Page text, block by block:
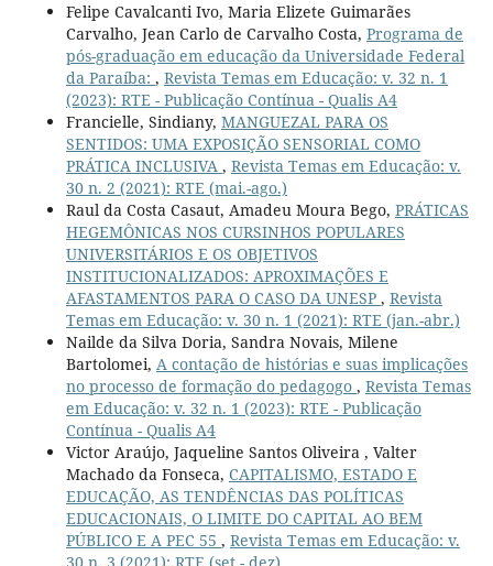
Felipe Cavalcanti Ivo, Maria Elizete Guimarães
Carvalho, Jean Carlo de Carvalho Costa, Programa de
pós-graduação em educação da Universidade Federal
da Paraíba: , Revista Temas em Educação: v. 32 n. 1
(2023): RTE - Publicação Contínua - Qualis A4
Francielle, Sindiany, MANGUEZAL PARA OS
SENTIDOS: UMA EXPOSIÇÃO SENSORIAL COMO
PRÁTICA INCLUSIVA , Revista Temas em Educação: v.
30 n. 2 (2021): RTE (mai.-ago.)
Raul da Costa Casaut, Amadeu Moura Bego, PRÁTICAS
HEGEMÔNICAS NOS CURSINHOS POPULARES
UNIVERSITÁRIOS E OS OBJETIVOS
INSTITUCIONALIZADOS: APROXIMAÇÕES E
AFASTAMENTOS PARA O CASO DA UNESP , Revista
Temas em Educação: v. 30 n. 1 (2021): RTE (jan.-abr.)
Nailde da Silva Doria, Sandra Novais, Milene
Bartolomei, A contação de histórias e suas implicações
no processo de formação do pedagogo , Revista Temas
em Educação: v. 32 n. 1 (2023): RTE - Publicação
Contínua - Qualis A4
Victor Araújo, Jaqueline Santos Oliveira , Valter
Machado da Fonseca, CAPITALISMO, ESTADO E
EDUCAÇÃO, AS TENDÊNCIAS DAS POLÍTICAS
EDUCACIONAIS, O LIMITE DO CAPITAL AO BEM
PÚBLICO E A PEC 55 , Revista Temas em Educação: v.